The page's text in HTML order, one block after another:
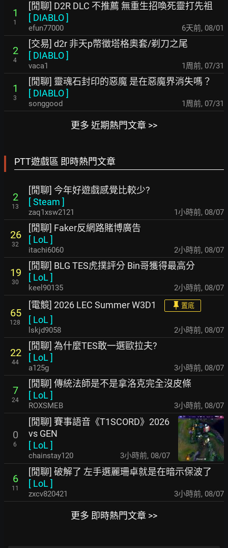
1
1
[閒聊] D2R DLC 不推薦 無重生招喚死靈打先祖
[ DIABLO]
efun77000 6天前, 08/01
2
4
[交易] d2r 非天p幣徵塔格奧套/剃刀之尾
[ DIABLO]
vaca1 1周前, 07/31
1
3
[閒聊] 靈魂石封印的惡魔 是在惡魔界消失嗎？
[ DIABLO]
songgood 1周前, 07/31
更多 近期熱門文章 >>
PTT遊戲區 即時熱門文章
2
13
[閒聊] 今年好遊戲感覺比較少?
[Steam ]
zaq1xsw2121 1小時前, 08/07
26
32
[閒聊] Faker反網路賭博廣告
[ LoL ]
itachi6060 2小時前, 08/07
19
30
[閒聊] BLG TES虎撲評分 Bin哥獲得最高分
[ LoL ]
keel90135 2小時前, 08/07
65
128
[電競] 2026 LEC Summer W3D1 置底
[ LoL ]
lskjd9058 2小時前, 08/07
22
44
[閒聊] 為什麼TES敢一選歐拉夫?
[ LoL ]
a125g 3小時前, 08/07
7
24
[閒聊] 傳統法師是不是拿洛克完全沒皮條
[ LoL ]
ROXSMEB 3小時前, 08/07
0
6
[閒聊] 賽事語音《T1SCORD》2026
vs GEN
[ LoL ]
chainstay120 3小時前, 08/07
6
11
[閒聊] 破解了 左手選麗珊卓就是在暗示保波了
[ LoL ]
zxcv820421 3小時前, 08/07
更多 即時熱門文章 >>